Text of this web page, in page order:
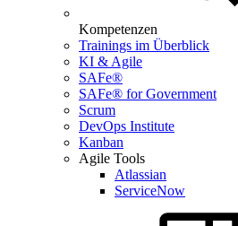
Kompetenzen
Trainings im Überblick
KI & Agile
SAFe®
SAFe® for Government
Scrum
DevOps Institute
Kanban
Agile Tools
Atlassian
ServiceNow